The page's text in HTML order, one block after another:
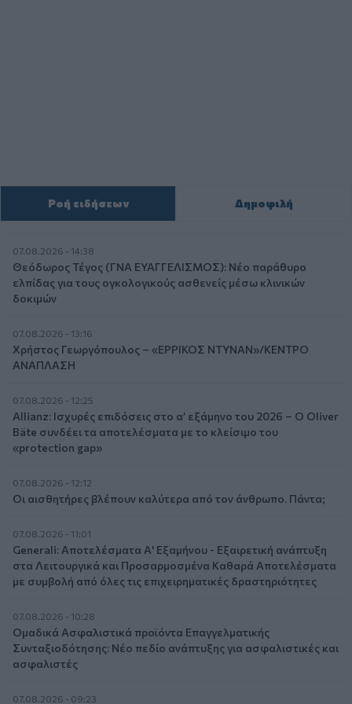
Ροή ειδήσεων Δημοφιλή
07.08.2026 - 14:38
Θεόδωρος Τέγος (ΓΝΑ ΕΥΑΓΓΕΛΙΣΜΟΣ): Νέο παράθυρο
ελπίδας για τους ογκολογικούς ασθενείς μέσω κλινικών
δοκιμών
07.08.2026 - 13:16
Χρήστος Γεωργόπουλος – «ΕΡΡΙΚΟΣ ΝΤΥΝΑΝ»/ΚΕΝΤΡΟ
ΑΝΑΠΛΑΣΗ
07.08.2026 - 12:25
Allianz: Ισχυρές επιδόσεις στο α’ εξάμηνο του 2026 – Ο Oliver
Bäte συνδέει τα αποτελέσματα με το κλείσιμο του
«protection gap»
07.08.2026 - 12:12
Οι αισθητήρες βλέπουν καλύτερα από τον άνθρωπο. Πάντα;
07.08.2026 - 11:01
Generali: Αποτελέσματα Α' Εξαμήνου - Εξαιρετική ανάπτυξη
στα Λειτουργικά και Προσαρμοσμένα Καθαρά Αποτελέσματα
με συμβολή από όλες τις επιχειρηματικές δραστηριότητες
07.08.2026 - 10:28
Ομαδικά Ασφαλιστικά προϊόντα Επαγγελματικής
Συνταξιοδότησης: Νέο πεδίο ανάπτυξης για ασφαλιστικές και
ασφαλιστές
07.08.2026 - 09:23